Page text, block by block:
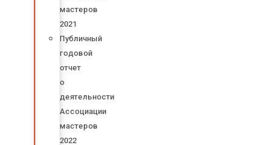
мастеров
2021
Публичный
годовой
отчет
о
деятельности
Ассоциации
мастеров
2022